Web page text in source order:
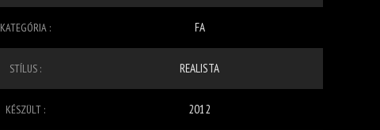
KATEGÓRIA : FA
STÍLUS : REALISTA
KÉSZÜLT : 2012